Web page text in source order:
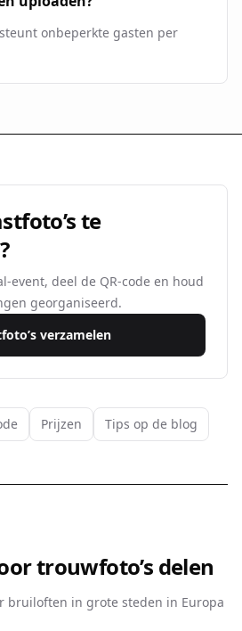
onbeperkte gasten per
te
event, deel de QR-code en houd
georganiseerd.
verzamelen
Prijzen Tips op de blog
trouwfoto’s delen
bruiloften in grote steden in Europa